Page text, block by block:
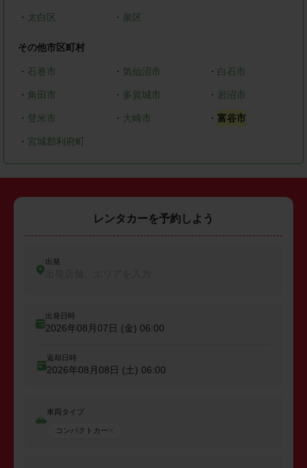
・ 太白区 ・ 泉区
その他市区町村
・ 石巻市 ・ 気仙沼市 ・ 白石市
・ 角田市 ・ 多賀城市 ・ 岩沼市
・ 登米市 ・ 大崎市 ・富谷市
・ 宮城郡利府町
レンタカーを予約しよう
出発
出発日時
2026年08月07日 (金) 06:00
返却日時
2026年08月08日 (土) 06:00
車両タイプ
コンパクトカー